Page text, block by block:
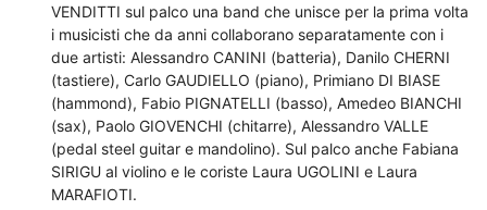
VENDITTI sul palco una band che unisce per la prima volta
i musicisti che da anni collaborano separatamente con i
due artisti: Alessandro CANINI (batteria), Danilo CHERNI
(tastiere), Carlo GAUDIELLO (piano), Primiano DI BIASE
(hammond), Fabio PIGNATELLI (basso), Amedeo BIANCHI
(sax), Paolo GIOVENCHI (chitarre), Alessandro VALLE
(pedal steel guitar e mandolino). Sul palco anche Fabiana
SIRIGU al violino e le coriste Laura UGOLINI e Laura
MARAFIOTI.